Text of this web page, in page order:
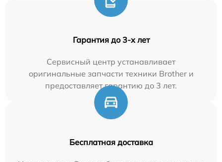
Гарантия до 3-х лет
Сервисный центр устанавливает
оригинальные запчасти техники Brother и
предоставляет гарантию до 3 лет.
Бесплатная доставка